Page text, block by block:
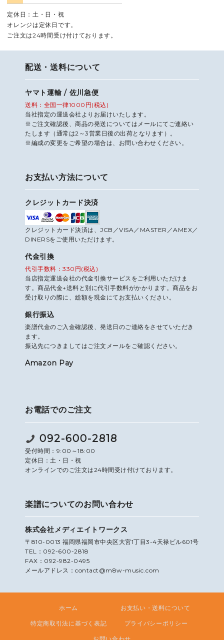
定休日：土・日・祝
オレンジは定休日です。
ご注文は24時間受け付けております。
配送・送料について
ヤマト運輸 / 佐川急便
送料：全国一律1000円(税込)
当社指定の運送会社よりお届けいたします。
※ご注文確認後、商品の発送についてはメールにてご連絡い
たします（通常は2～3営業日後の出荷となります）。
※編成の変更をご希望の場合は、お問い合わせください。
お支払い方法について
クレジットカード決済
クレジットカード決済は、JCB／VISA／MASTER／AMEX／
DINERSをご使用いただけます。
代金引換
代引手数料：330円(税込)
当店指定運送会社の代金引換サービスをご利用いただけま
す。商品代金+送料と別に代引手数料がかかります。商品をお
受け取りの際に、総額を現金にてお支払いください。
銀行振込
楽譜代金のご入金確認後、発送日のご連絡をさせていただき
ます。
振込先につきましてはご注文メールをご確認ください。
Amazon Pay
お電話でのご注文
092-600-2818
受付時間：9:00～18:00
定休日：土・日・祝
オンラインでのご注文は24時間受け付けております。
楽譜についてのお問い合わせ
株式会社メディエイトワークス
〒810-0013 福岡県福岡市中央区大宮1丁目3-4天禄ビル601号
TEL：092-600-2818
FAX：092-982-0495
メールアドレス：contact@m8w-music.com
ホーム お支払い・送料について
特定商取引法に基づく表記 プライバシーポリシー